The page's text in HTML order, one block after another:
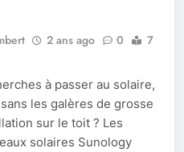
2 ans ago 0
7
à passer au solaire,
les galères de grosse
sur le toit ? Les
solaires Sunology